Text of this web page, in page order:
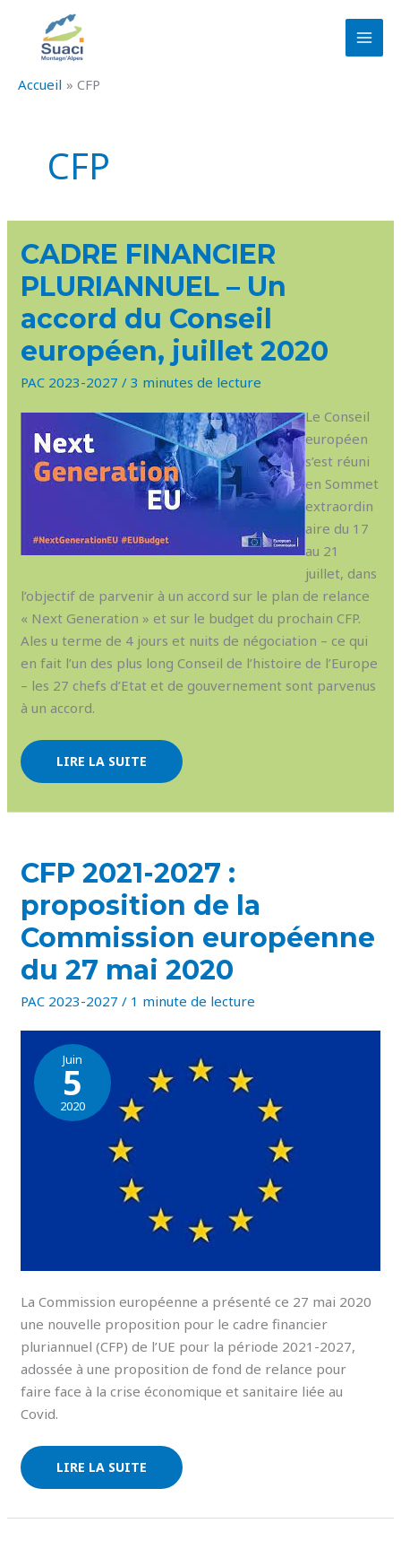
contenu
Accueil
CFP
CFP
CADRE FINANCIER
PLURIANNUEL – Un
accord du Conseil
européen, juillet 2020
PAC 2023-2027 /3 minutes de lecture
Le Conseil
européen
s’est réuni
en Sommet
extraordin
aire du 17
au 21
juillet, dans
l’objectif de parvenir à un accord sur le plan de relance
« Next Generation » et sur le budget du prochain CFP.
Ales u terme de 4 jours et nuits de négociation – ce qui
en fait l’un des plus long Conseil de l’histoire de l’Europe
– les 27 chefs d’Etat et de gouvernement sont parvenus
à un accord.
CADRE
FINANCIER
PLURIANNUEL
–
UN
DU
CONSEIL
EUROPÉEN,
JUILLET
LIRE LA SUITE
CFP 2021-2027 :
proposition de la
Commission européenne
du 27 mai 2020
PAC 2023-2027 / 1 minute de lecture
Juin
5
2020
La Commission européenne a présenté ce 27 mai 2020
une nouvelle proposition pour le cadre financier
pluriannuel (CFP) de l’UE pour la période 2021-2027,
adossée à une proposition de fond de relance pour
faire face à la crise économique et sanitaire liée au
Covid.
CFP
2021-
2027
:
PROPOSITION
DE
LA
COMMISSION
EUROPÉENNE
DU
MAI
LIRE LA SUITE